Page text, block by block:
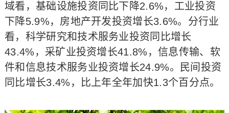
域看，基础设施投资同比下降2.6%，工业投资
下降5.9%，房地产开发投资增长3.6%。分行业
看，科学研究和技术服务业投资同比增长
43.4%，采矿业投资增长41.8%，信息传输、软
件和信息技术服务业投资增长24.9%。民间投资
同比增长3.4%，比上年全年加快1.3个百分点。